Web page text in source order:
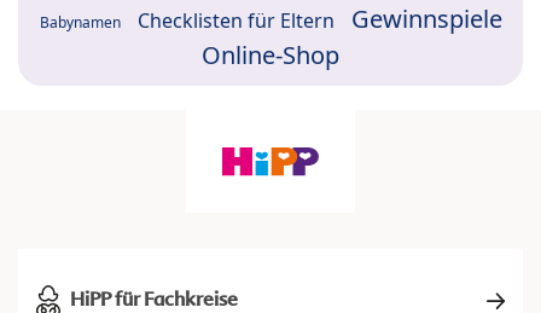
Babynamen Checklisten für Eltern
Gewinnspiele
Online-Shop
HiPP für Fachkreise